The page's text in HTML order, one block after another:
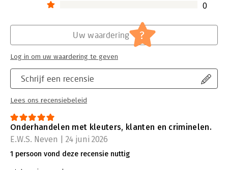
0
Schrijf een recensie
Lees ons recensiebeleid
Uw waardering ?
Log in om uw waardering te geven
Onderhandelen met kleuters, klanten en criminelen.
E.W.S. Neven | 24 juni 2026
1 persoon vond deze recensie nuttig